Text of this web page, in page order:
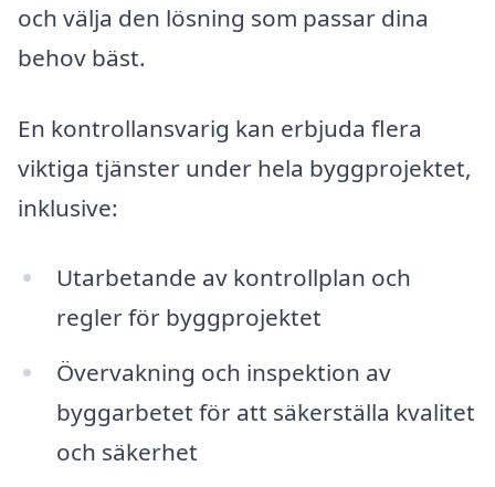
och välja den lösning som passar dina
behov bäst.
En kontrollansvarig kan erbjuda flera
viktiga tjänster under hela byggprojektet,
inklusive:
Utarbetande av kontrollplan och
regler för byggprojektet
Övervakning och inspektion av
byggarbetet för att säkerställa kvalitet
och säkerhet